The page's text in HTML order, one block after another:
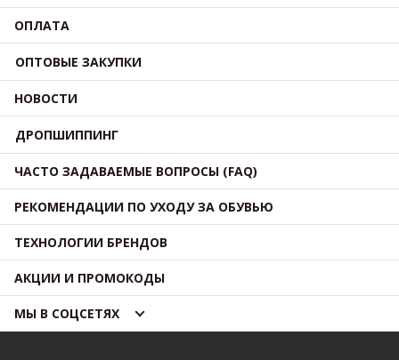
ОПЛАТА
ОПТОВЫЕ ЗАКУПКИ
НОВОСТИ
ДРОПШИППИНГ
ЧАСТО ЗАДАВАЕМЫЕ ВОПРОСЫ (FAQ)
РЕКОМЕНДАЦИИ ПО УХОДУ ЗА ОБУВЬЮ
ТЕХНОЛОГИИ БРЕНДОВ
АКЦИИ И ПРОМОКОДЫ
МЫ В СОЦСЕТЯХ